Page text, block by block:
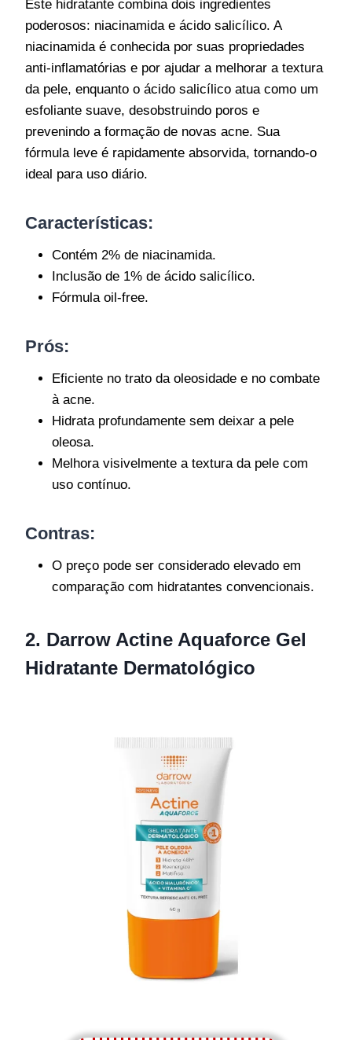
Este hidratante combina dois ingredientes
poderosos: niacinamida e ácido salicílico. A
niacinamida é conhecida por suas propriedades
anti-inflamatórias e por ajudar a melhorar a textura
da pele, enquanto o ácido salicílico atua como um
esfoliante suave, desobstruindo poros e
prevenindo a formação de novas acne. Sua
fórmula leve é rapidamente absorvida, tornando-o
ideal para uso diário.
Características:
Contém 2% de niacinamida.
Inclusão de 1% de ácido salicílico.
Fórmula oil-free.
Prós:
Eficiente no trato da oleosidade e no combate
à acne.
Hidrata profundamente sem deixar a pele
oleosa.
Melhora visivelmente a textura da pele com
uso contínuo.
Contras:
O preço pode ser considerado elevado em
comparação com hidratantes convencionais.
2. Darrow Actine Aquaforce Gel
Hidratante Dermatológico